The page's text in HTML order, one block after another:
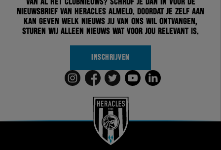
van al het clubnieuws? Schrijf je dan in voor de
nieuwsbrief van Heracles Almelo. Doordat je zelf aan
kan geven welk nieuws jij van ons wil ontvangen,
sturen wij alleen nieuws wat voor jou relevant is.
INSCHRIJVEN